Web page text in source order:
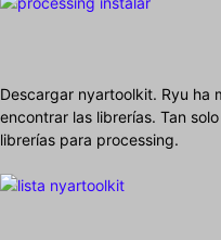
Descargar nyartoolkit. Ryu ha
encontrar las librerías. Tan
librerías para processing.